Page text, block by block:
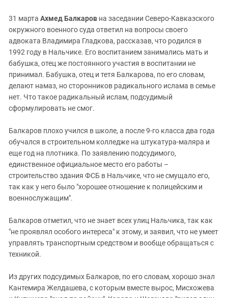
31 марта Ахмед Балкаров на заседании Северо-Кавказского
окружного военного суда ответил на вопросы своего
адвоката Владимира Гладкова, рассказав, что родился в
1992 году в Нальчике. Его воспитанием занимались мать и
бабушка, отец же постоянного участия в воспитании не
принимал. Бабушка, отец и тетя Балкарова, по его словам,
делают намаз, но сторонников радикального ислама в семье
нет. Что такое радикальный ислам, подсудимый
сформулировать не смог.
Балкаров плохо учился в школе, а после 9-го класса два года
обучался в строительном колледже на штукатура-маляра и
еще год на плотника. По заявлению подсудимого,
единственное официальное место его работы –
строительство здания ФСБ в Нальчике, что не смущало его,
так как у него было "хорошее отношение к полицейским и
военнослужащим".
Балкаров отметил, что не знает всех улиц Нальчика, так как
"не проявлял особого интереса" к этому, и заявил, что не умеет
управлять транспортным средством и вообще обращаться с
техникой.
Из других подсудимых Балкаров, по его словам, хорошо знал
Кантемира Желдашева, с которым вместе вырос, Мисхожева